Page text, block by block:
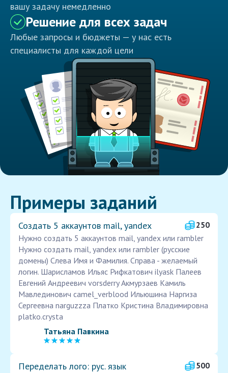
вашу задачу немедленно
Решение для всех задач
Любые запросы и бюджеты — у нас есть
специалисты для каждой цели
Примеры заданий
Создать 5 аккаунтов mail, yandex
250
Нужно создать 5 аккаунтов mail, yandex или rambler
Нужно создать mail, yandex или rambler (русские
домены) Слева Имя и Фамилия. Справа - желаемый
логин. Шарисламов Ильяс Рифкатович ilyask Палеев
Евгений Андреевич vorsderry Акмурзаев Камиль
Мавлединович camel_verblood Ильюшина Наргиза
Сергеевна narguzzza Платко Кристина Владимировна
platko.crysta
Татьяна Павкина
Переделать лого: рус. язык
500